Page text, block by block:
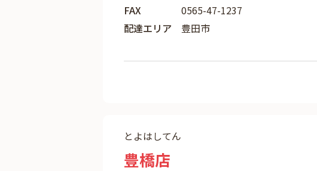
FAX
0565-47-1237
配達エリア
豊田市
とよはしてん
豊橋店